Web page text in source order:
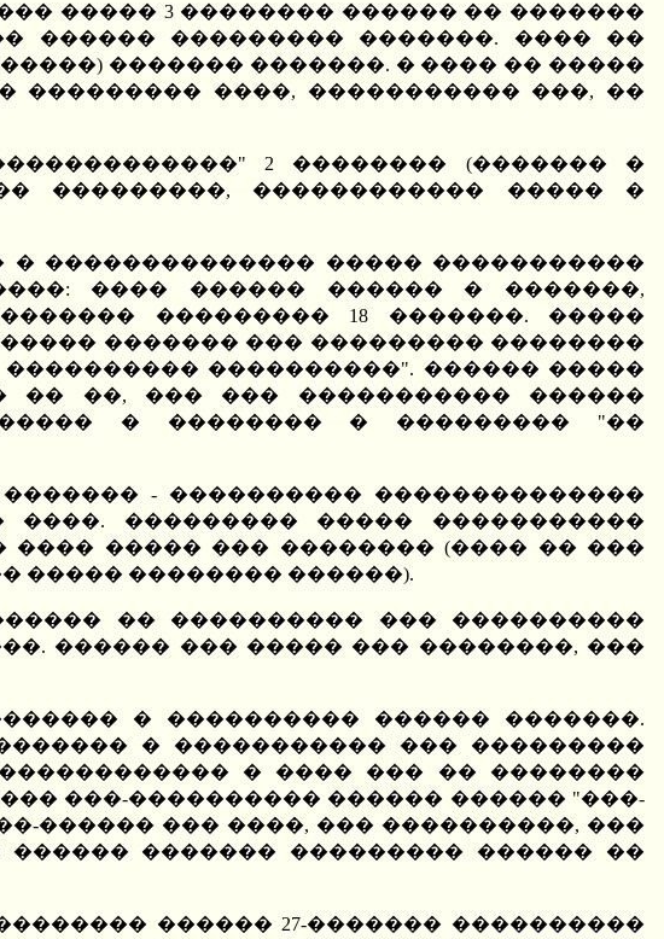
����� 3 �������� ������ �� �������
������ ��������� �������. ���� ��
������� �������. � ���� �� �����
��������� ����, ����������� ���, ��
2 �������� (������� �
���������, ������������ ����� �
� �������������� ����� �����������
���� ������ ������ � �������,
��������� 18 �������. �����
������� ��� ��������� ��������
����������". ������ �����
�� ��, ��� ��� ����������� ������
� �������� � ��������� "��
������� - ���������� ��������������
����. ��������� ����� �����������
����� ��� �������� (���� �� ���
����� �������� ������).
�� ���������� ��� ����������
������ ��� ����� ��� ��������, ���
� ���������� ������ �������.
� ����������� ��� ���������
� ���� ��� �� ��������
���-���������� ������ ������ "���-
������ ��� ����, ��� ����������, ���
������� ��������� ������ ��
������ 27-������� ����������